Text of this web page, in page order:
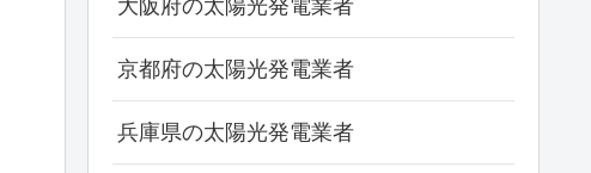
大阪府の太陽光発電業者
京都府の太陽光発電業者
兵庫県の太陽光発電業者